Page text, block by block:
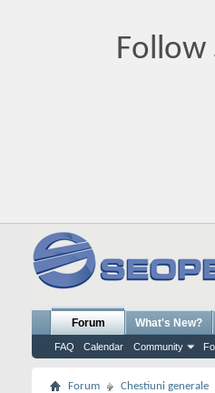
Follow
Forum
FAQ Calendar Community
What's New?
Forum Chestiuni generale